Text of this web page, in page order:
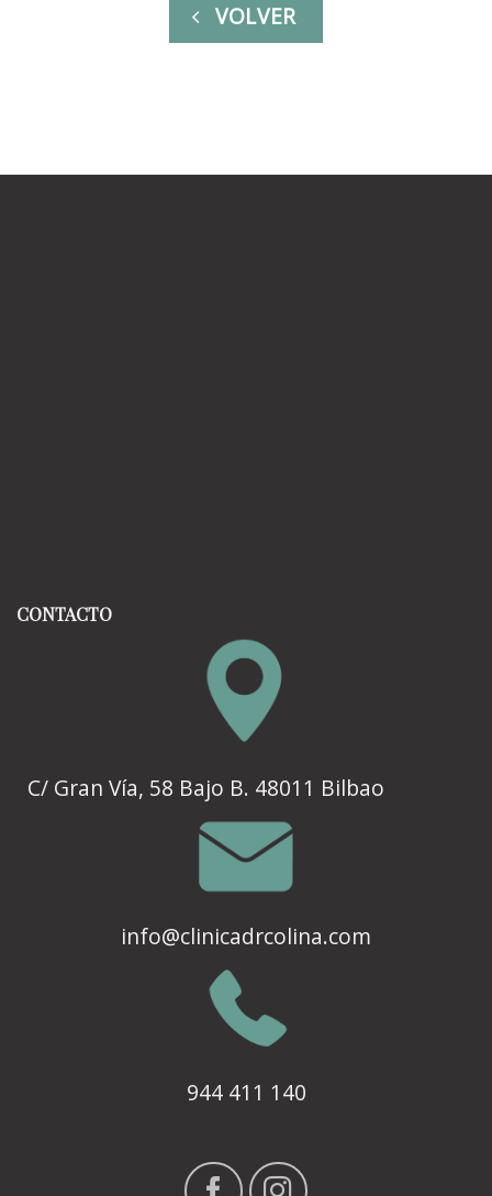
VOLVER
CONTACTO
C/ Gran Vía, 58 Bajo B. 48011 Bilbao
info@clinicadrcolina.com
944 411 140